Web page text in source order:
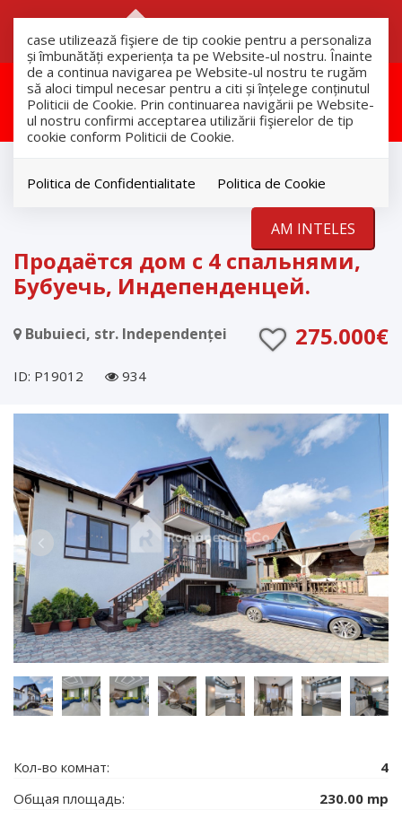
case utilizează fişiere de tip cookie pentru a personaliza
și îmbunătăți experiența ta pe Website-ul nostru. Înainte
de a continua navigarea pe Website-ul nostru te rugăm
să aloci timpul necesar pentru a citi și înțelege conținutul
Politicii de Cookie. Prin continuarea navigării pe Website-
ul nostru confirmi acceptarea utilizării fişierelor de tip
cookie conform Politicii de Cookie.
Politica de Confidentialitate Politica de Cookie
AM INTELES
Aceasta proprietate a fost
vandut!
Дома
Продаётся дом с 4 спальнями,
Бубуечь, Индепенденцей.
Bubuieci, str. Independenței 275.000€
ID: P19012 934
Кол-во комнат:
4
Общая площадь:
230.00 mp